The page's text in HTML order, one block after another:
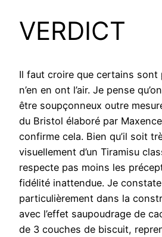
VERDICT
Il faut croire que certains sont
n’en en ont l’air. Je pense
être soupçonneux outre
du Bristol élaboré par
confirme cela. Bien qu’il soit
visuellement d’un Tiramisu
respecte pas moins les
fidélité inattendue. Je
particulièrement dans la
avec l’effet saupoudrage de
de 3 couches de biscuit,